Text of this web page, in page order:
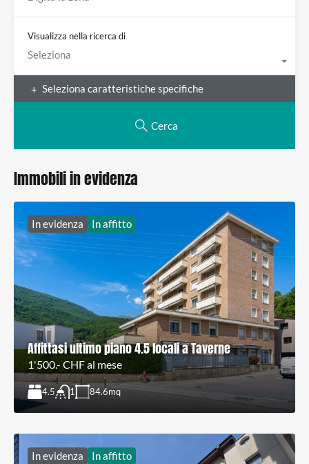
Visualizza nella ricerca di
Seleziona
Seleziona caratteristiche specifiche
Cerca
Immobili in evidenza
In evidenza In affitto
Affittasi ultimo piano 4.5 locali a Taverne
1'500.- CHF al mese
4.5 1 84.6mq
In evidenza In affitto